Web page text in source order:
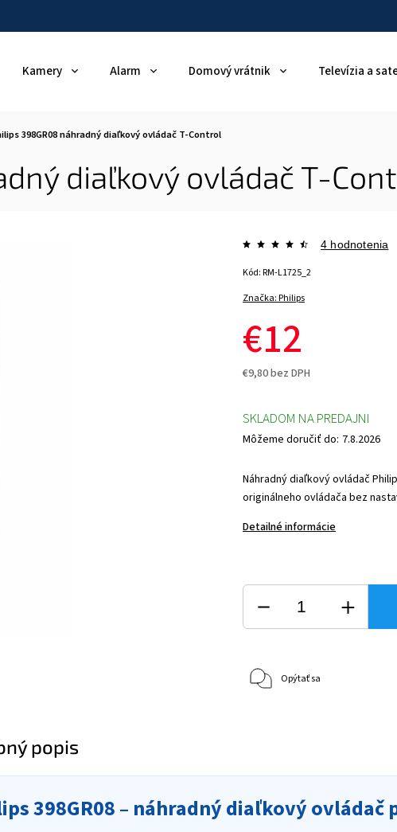
Kamery Alarm Domový vrátnik Televízia a
398GR08 náhradný diaľkový ovládač T-Control
diaľkový ovládač T-
Značka:Philips
4 hodnotenia
€12
€9,80 bez DPH
Kód:RM-L1725_2
Náhradný diaľkový ovládač
originálneho ovládača bez
Detailné informácie
SKLADOM NA PREDAJNI
Môžeme doručiť do: 7.8.2026
Opýtať sa
popis
398GR08 – náhradný diaľkový